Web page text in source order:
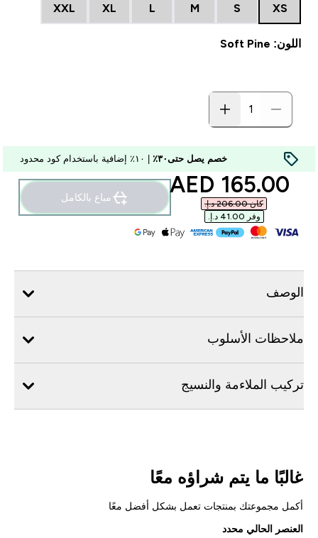
XS
S
M
L
XL
XXL
اللون: Soft Pine
خصم يصل حتى٣٠٪
discounted price
165.00 AED‎
كان ‏206.00 د.إ.‏‎
وفر ‏41.00 د.إ.‏‎
مباع بالكامل
الوصف
ملاحظات الأسلوب
تركيب الملاءمة والنسيج
غالبًا ما يتم شراؤه معًا
أكمل مجموعتك بمنتجات تعمل بشكل أفضل معًا
العنصر الحالي محدد